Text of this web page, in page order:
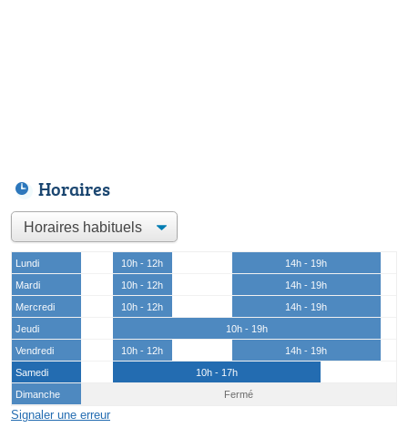
Horaires
Lundi 10h - 12h
14h - 19h
Mardi
10h - 12h
14h - 19h
Mercredi
10h - 12h
14h - 19h
Jeudi
10h - 19h
Vendredi
10h - 12h
14h - 19h
Samedi
10h - 17h
Dimanche
Fermé
Signaler une erreur